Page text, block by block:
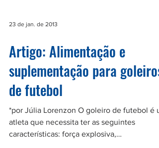
23 de jan. de 2013
Artigo: Alimentação e
suplementação para goleiros
de futebol
*por Júlia Lorenzon O goleiro de futebol é